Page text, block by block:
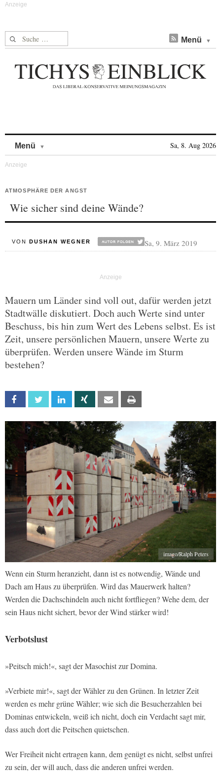
Suche nach: Menü
Menü Sa, 8. Aug 2026
ATMOSPHÄRE DER ANGST
Wie sicher sind deine Wände?
VON DUSHAN WEGNER Sa, 9. März 2019
Mauern um Länder sind voll out, dafür werden jetzt
Stadtwälle diskutiert. Doch auch Werte sind unter
Beschuss, bis hin zum Wert des Lebens selbst. Es ist
Zeit, unsere persönlichen Mauern, unsere Werte zu
überprüfen. Werden unsere Wände im Sturm
bestehen?
Facebook Twitter Linkedin Xing Email
imago/Ralph Peters
Wenn ein Sturm heranzieht, dann ist es notwendig, Wände und
Dach am Haus zu überprüfen. Wird das Mauerwerk halten?
Werden die Dachschindeln auch nicht fortfliegen? Wehe dem, der
sein Haus nicht sichert, bevor der Wind stärker wird!
Verbotslust
»Peitsch mich!«, sagt der Masochist zur Domina.
»Verbiete mir!«, sagt der Wähler zu den Grünen. In letzter Zeit
werden es mehr grüne Wähler; wie sich die Besucherzahlen bei
Dominas entwickeln, weiß ich nicht, doch ein Verdacht sagt mir,
dass auch dort die Peitschen quietschen.
Wer Freiheit nicht ertragen kann, dem genügt es nicht, selbst unfrei
zu sein, der will auch, dass die anderen unfrei werden.